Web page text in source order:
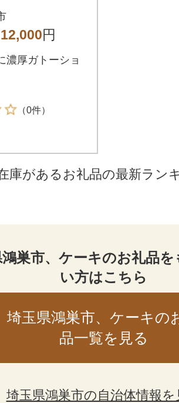
12,000円
濃厚ガトーショ
（0件）
庫があるお礼品の最新ラン
巣市、ケーキのお礼品
い方はこちら
埼玉県鴻巣市、ケーキの
品一覧を見る
埼玉県鴻巣市の自治体情報を